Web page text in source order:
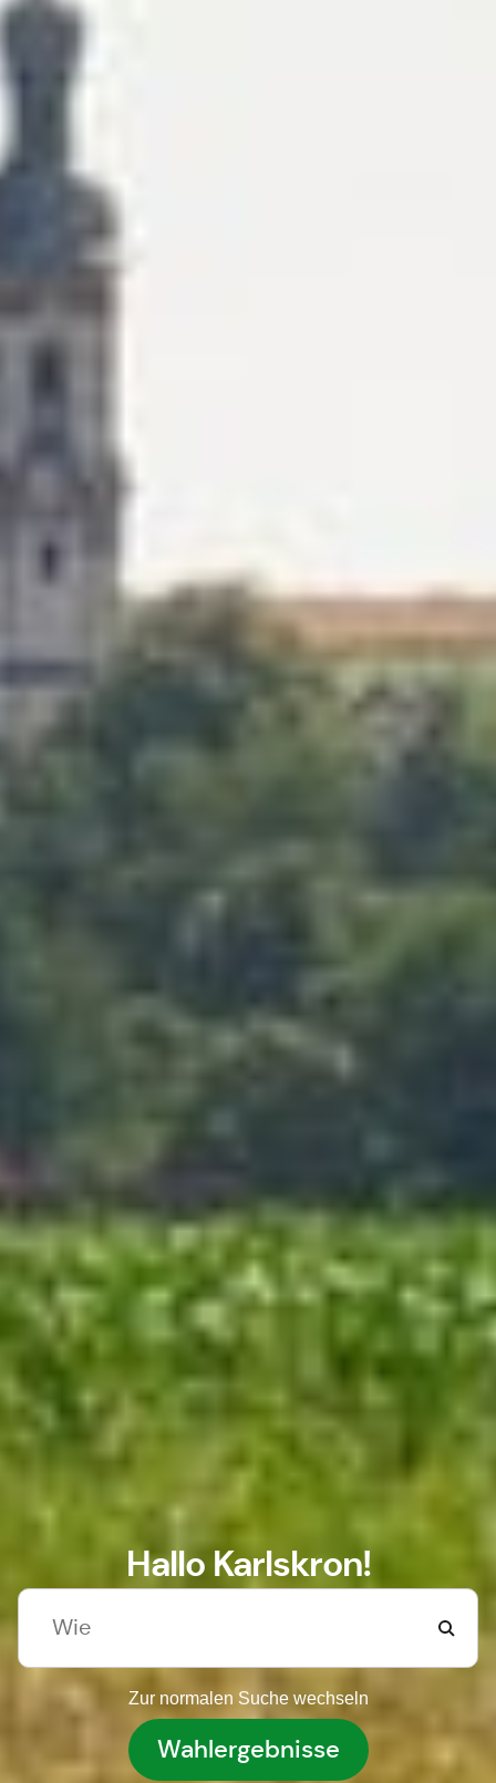
Hallo Karlskron!
Zur normalen Suche wechseln
Wahlergebnisse